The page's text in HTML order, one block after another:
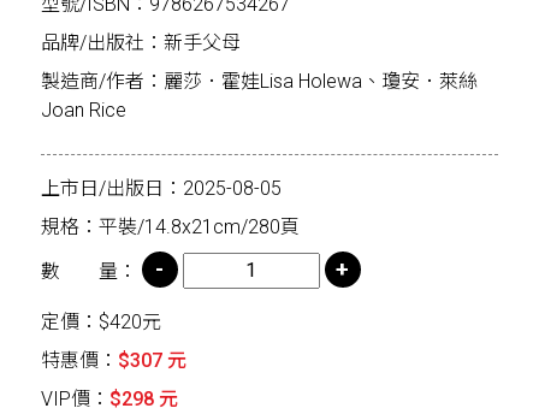
品牌/出版社：新手父母
製造商/作者：麗莎．霍娃Lisa Holewa、瓊安．萊絲
Joan Rice
上市日/出版日：2025-08-05
規格：平裝/14.8x21cm/280頁
數 量：
定價：$420元
特惠價： $307 元
VIP價： $298 元